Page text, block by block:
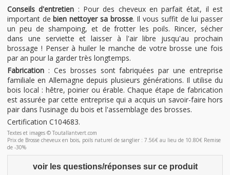
Conseils d'entretien : Pour des cheveux en parfait état, il est
important de bien nettoyer sa brosse. Il vous suffit de lui passer
un peu de shampoing, et de frotter les poils. Rincer, sécher
dans une serviette et laisser à l'air libre jusqu'au prochain
brossage ! Penser à huiler le manche de votre brosse une fois
par an pour la garder très longtemps.
Fabrication : Ces brosses sont fabriquées par une entreprise
familiale en Allemagne depuis plusieurs générations. Il utilise du
bois local : hêtre, poirier ou érable. Chaque étape de fabrication
est assurée par cette entreprise qui a acquis un savoir-faire hors
pair dans l'usinage du bois et l'assemblage des brosses.
Certification C104683.
Textes et images © Toutallantvert.com
Prix de Brosse cheveux en bois, poils naturel de sanglier : 7.56€ au lieu de 10.80€ Remise
de -30%
voir les questions/réponses sur ce produit